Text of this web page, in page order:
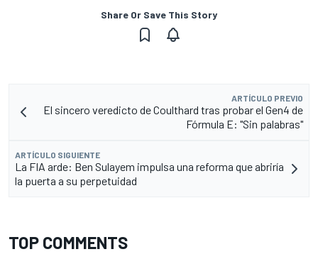
Share Or Save This Story
ARTÍCULO PREVIO
El sincero veredicto de Coulthard tras probar el Gen4 de
Fórmula E: "Sin palabras"
ARTÍCULO SIGUIENTE
La FIA arde: Ben Sulayem impulsa una reforma que abriría
la puerta a su perpetuidad
TOP COMMENTS